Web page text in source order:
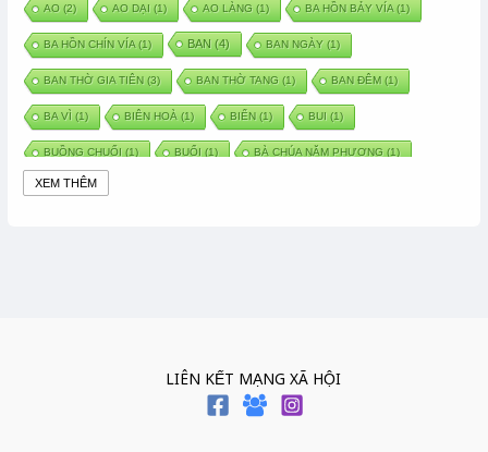
AO (2) AO DẠI (1) AO LÀNG (1) BA HỒN BẢY VÍA(1)
BA HỒN CHÍN VÍA(1) BAN (4) BAN NGÀY (1)
BAN THỜ GIA TIÊN (3) BAN THỜ TANG (1) BAN ĐÊM(1)
BA VÌ (1) BIÊN HOÀ (1) BIỂN (1) BUI (1)
BUỒNG CHUỐI (1) BUỔI (1) BÀ CHÚA NĂM PHƯƠNG (1)
BÀ CHÚA THÀNH ĐÔNG
BÁNH CHƯNG BÁNH DẦY
BÁNH TRÁNG (1) BÁNH TRÔI BÁNH CHAY
XEM THÊM
LIÊN KẾT MẠNG XÃ HỘI